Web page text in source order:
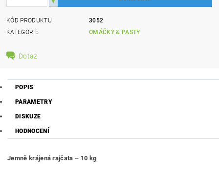
KÓD PRODUKTU
3052
KATEGORIE
OMÁČKY & PASTY
Dotaz
POPIS
PARAMETRY
DISKUZE
HODNOCENÍ
Jemně krájená rajčata – 10 kg